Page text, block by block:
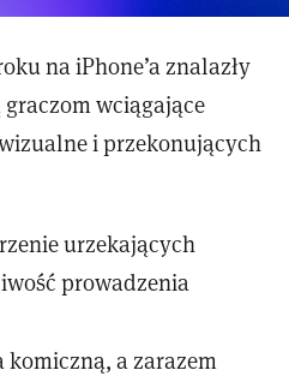
na iPhone’a znalazły
wciągające
i przekonujących
urzekających
prowadzenia
komiczną, a zarazem